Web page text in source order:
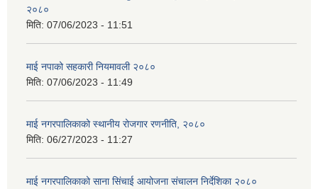
२०८०
मिति: 07/06/2023 - 11:51
माई नपाको सहकारी नियमावली २०८०
मिति: 07/06/2023 - 11:49
माई नगरपालिकाको स्थानीय रोजगार रणनीति, २०८०
मिति: 06/27/2023 - 11:27
माई नगरपालिकाको साना सिंचाई आयोजना संचालन निर्देशिका २०८०